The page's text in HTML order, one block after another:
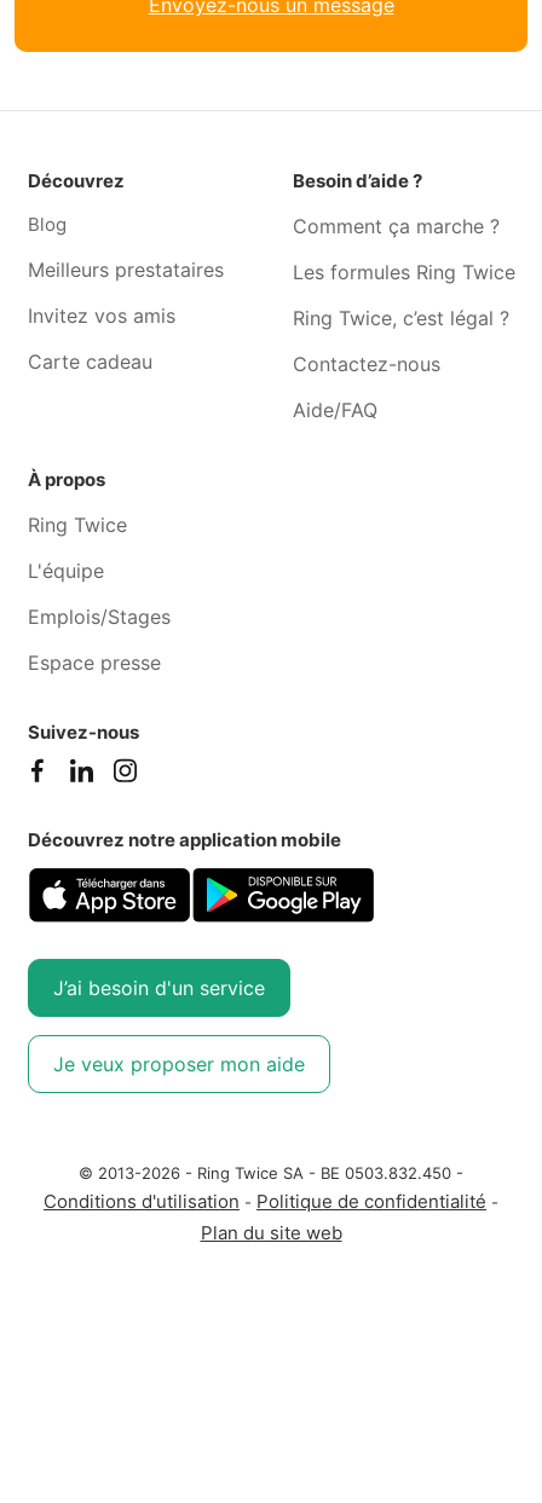
Aide événement Quévy-le-
grand
Aide événement Colfontaine
Aide événement Boussu
Aide événement Saint-
Aide événement Le roeulx
Aide événement Dour
Aide événement Hautrage
Aide événement Cambron-
Découvrez
Blog
Meilleurs prestataires
Invitez vos amis
Carte cadeau
Besoin d’aide ?
Comment ça marche ?
Les formules Ring Twice
Ring Twice, c’est légal ?
Contactez-nous
Aide/FAQ
À propos
Ring Twice
L'équipe
Emplois/Stages
Espace presse
Suivez-nous
Découvrez notre application mobile
J’ai besoin d'un service
Je veux proposer mon aide
© 2013-2026 - Ring Twice SA - BE 0503.832.450 -
Conditions d'utilisation - Politique de confidentialité -
Plan du site web